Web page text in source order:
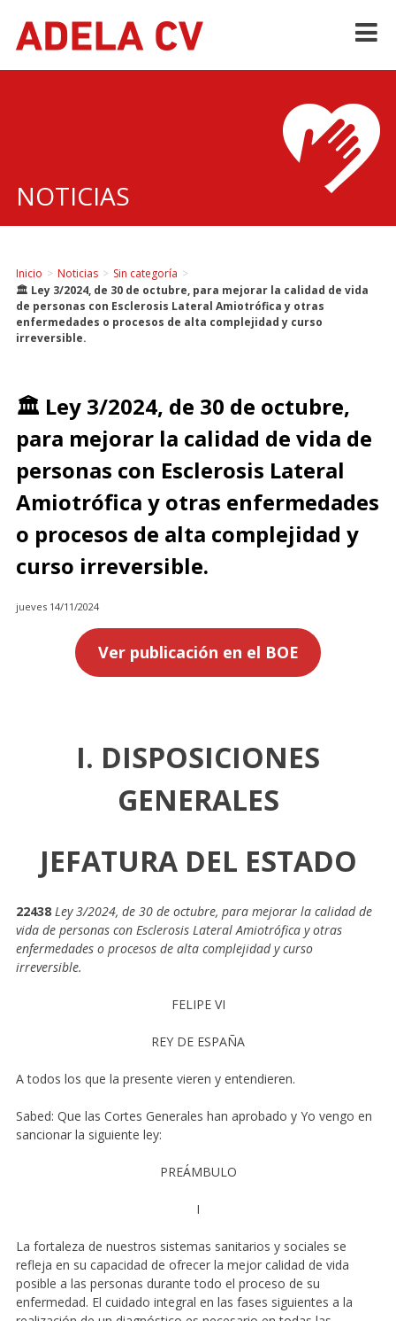
NOTICIAS
Inicio > Noticias > Sin categoría >
🏛️ Ley 3/2024, de 30 de octubre, para mejorar la calidad de vida
de personas con Esclerosis Lateral Amiotrófica y otras
enfermedades o procesos de alta complejidad y curso
irreversible.
🏛️ Ley 3/2024, de 30 de octubre,
para mejorar la calidad de vida de
personas con Esclerosis Lateral
Amiotrófica y otras enfermedades
o procesos de alta complejidad y
curso irreversible.
jueves 14/11/2024
Ver publicación en el BOE
I. DISPOSICIONES
GENERALES
JEFATURA DEL ESTADO
22438 Ley 3/2024, de 30 de octubre, para mejorar la calidad de
vida de personas con Esclerosis Lateral Amiotrófica y otras
enfermedades o procesos de alta complejidad y curso
irreversible.
FELIPE VI
REY DE ESPAÑA
A todos los que la presente vieren y entendieren.
Sabed: Que las Cortes Generales han aprobado y Yo vengo en
sancionar la siguiente ley:
PREÁMBULO
I
La fortaleza de nuestros sistemas sanitarios y sociales se
refleja en su capacidad de ofrecer la mejor calidad de vida
posible a las personas durante todo el proceso de su
enfermedad. El cuidado integral en las fases siguientes a la